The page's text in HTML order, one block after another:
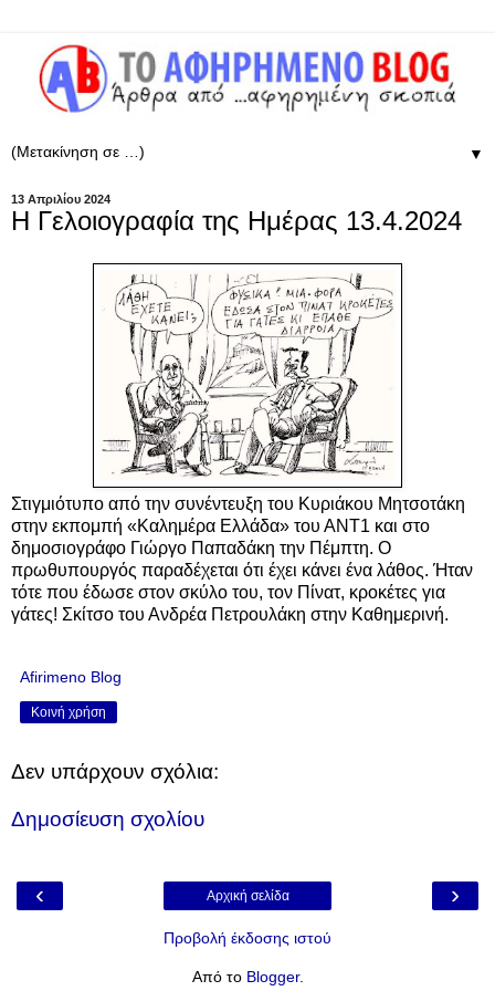
▼
13 Απριλίου 2024
Η Γελοιογραφία της Ημέρας 13.4.2024
Στιγμιότυπο από την συνέντευξη του Κυριάκου Μητσοτάκη
στην εκπομπή «Καλημέρα Ελλάδα» του ΑΝΤ1 και στο
δημοσιογράφο Γιώργο Παπαδάκη την Πέμπτη. O
πρωθυπουργός παραδέχεται ότι έχει κάνει ένα λάθος. Ήταν
τότε που έδωσε στον σκύλο του, τον Πίνατ, κροκέτες για
γάτες! Σκίτσο του Ανδρέα Πετρουλάκη στην Καθημερινή.
Afirimeno Blog
Κοινή χρήση
Δεν υπάρχουν σχόλια:
Δημοσίευση σχολίου
‹ ›
Αρχική σελίδα
Προβολή έκδοσης ιστού
Από το Blogger.